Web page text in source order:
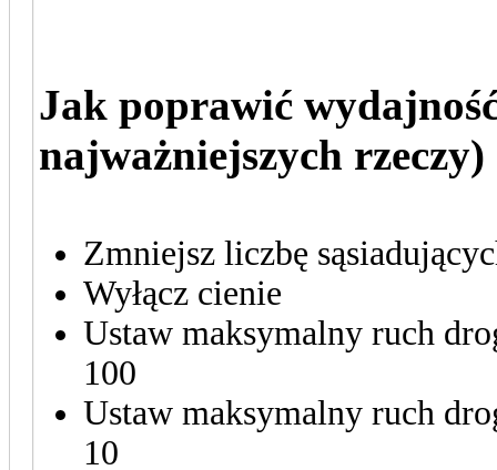
Jak poprawić
najważniejszych rzeczy)
Zmniejsz liczbę
Wyłącz cienie
Ustaw maksymalny ruch
100
Ustaw maksymalny ruch
10